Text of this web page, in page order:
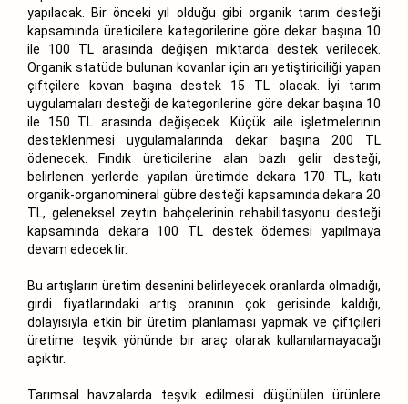
yapılacak. Bir önceki yıl olduğu gibi organik tarım desteği
kapsamında üreticilere kategorilerine göre dekar başına 10
ile 100 TL arasında değişen miktarda destek verilecek.
Organik statüde bulunan kovanlar için arı yetiştiriciliği yapan
çiftçilere kovan başına destek 15 TL olacak. İyi tarım
uygulamaları desteği de kategorilerine göre dekar başına 10
ile 150 TL arasında değişecek. Küçük aile işletmelerinin
desteklenmesi uygulamalarında dekar başına 200 TL
ödenecek. Fındık üreticilerine alan bazlı gelir desteği,
belirlenen yerlerde yapılan üretimde dekara 170 TL, katı
organik-organomineral gübre desteği kapsamında dekara 20
TL, geleneksel zeytin bahçelerinin rehabilitasyonu desteği
kapsamında dekara 100 TL destek ödemesi yapılmaya
devam edecektir.
Bu artışların üretim desenini belirleyecek oranlarda olmadığı,
girdi fiyatlarındaki artış oranının çok gerisinde kaldığı,
dolayısıyla etkin bir üretim planlaması yapmak ve çiftçileri
üretime teşvik yönünde bir araç olarak kullanılamayacağı
açıktır.
Tarımsal havzalarda teşvik edilmesi düşünülen ürünlere